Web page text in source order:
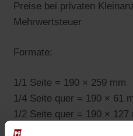
Preise bei privaten
Mehrwertsteuer
Formate:
1/1 Seite = 190 × 259 mm
1/4 Seite quer = 190 × 61
1/2 Seite quer = 190 × 127
2/3 Seite hoch = 125 × 259